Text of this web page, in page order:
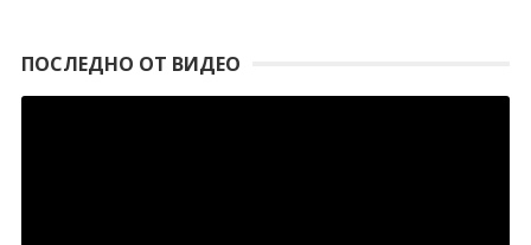
ПОСЛЕДНО ОТ ВИДЕО